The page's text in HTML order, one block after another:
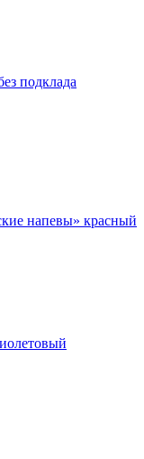
подклада
напевы» красный